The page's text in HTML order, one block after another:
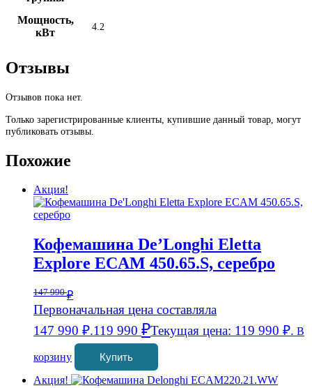
Мощность,
кВт
4.2
Отзывы
Отзывов пока нет.
Только зарегистрированные клиенты, купившие данный товар, могут
публиковать отзывы.
Похожие
Акция!
Кофемашина De’Longhi Eletta
Explore ECAM 450.65.S, серебро
147 990₽
Первоначальная цена составляла
147 990 ₽.119 990 ₽Текущая цена: 119 990 ₽. В
корзину
Купить
Акция!